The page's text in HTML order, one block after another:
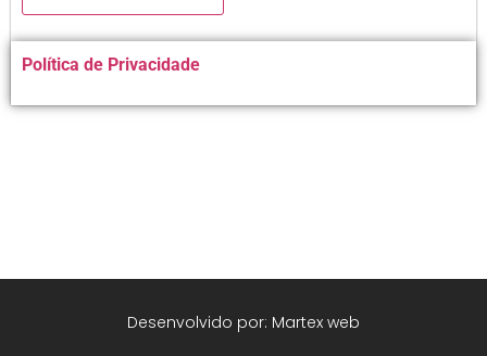
Alternative:
Política de Privacidade
Desenvolvido por: Martex web